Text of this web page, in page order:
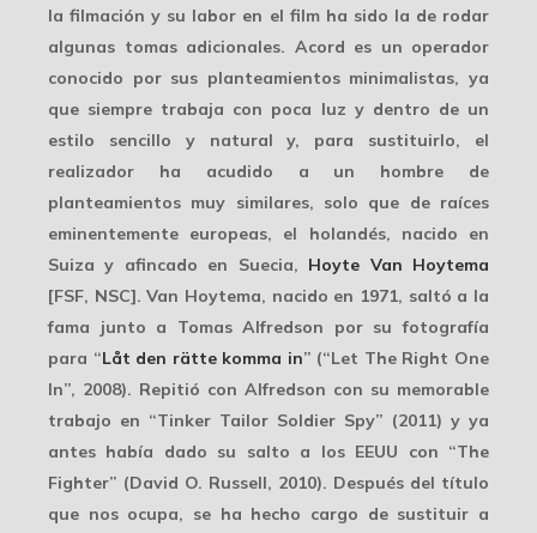
la filmación y su labor en el film ha sido la de rodar
algunas tomas adicionales. Acord es un operador
conocido por sus planteamientos minimalistas, ya
que siempre trabaja con poca luz y dentro de un
estilo sencillo y natural y, para sustituirlo, el
realizador ha acudido a un hombre de
planteamientos muy similares, solo que de raíces
eminentemente europeas, el holandés, nacido en
Suiza y afincado en Suecia, Hoyte Van Hoytema
[FSF, NSC]. Van Hoytema, nacido en 1971, saltó a la
fama junto a Tomas Alfredson por su fotografía
para “Låt den rätte komma in” (“Let The Right One
In”, 2008). Repitió con Alfredson con su memorable
trabajo en “Tinker Tailor Soldier Spy” (2011) y ya
antes había dado su salto a los EEUU con “The
Fighter” (David O. Russell, 2010). Después del título
que nos ocupa, se ha hecho cargo de sustituir a